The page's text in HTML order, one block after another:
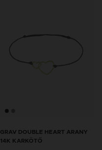
GRAV DOUBLE HEART ARANY
14K KARKÖTŐ